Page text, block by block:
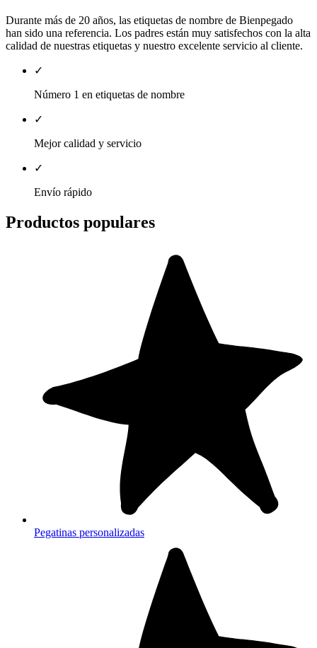
Durante más de 20 años, las etiquetas de nombre de Bienpegado
han sido una referencia. Los padres están muy satisfechos con la alta
calidad de nuestras etiquetas y nuestro excelente servicio al cliente.
✓
Número 1 en etiquetas de nombre
✓
Mejor calidad y servicio
✓
Envío rápido
Productos populares
Pegatinas personalizadas